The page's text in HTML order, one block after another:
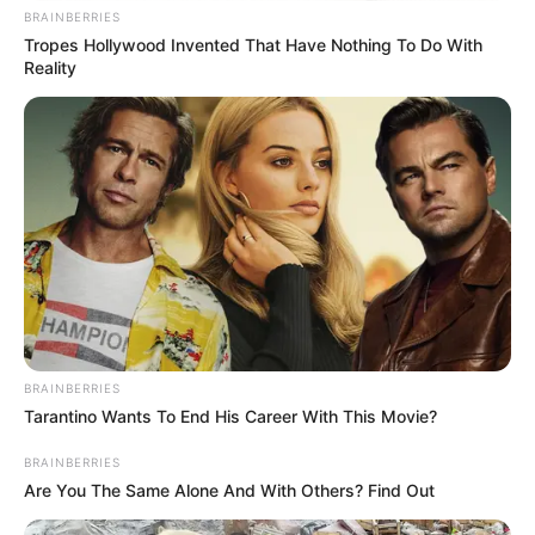
BRAINBERRIES
Tropes Hollywood Invented That Have Nothing To Do With
Reality
BRAINBERRIES
Tarantino Wants To End His Career With This Movie?
BRAINBERRIES
Are You The Same Alone And With Others? Find Out